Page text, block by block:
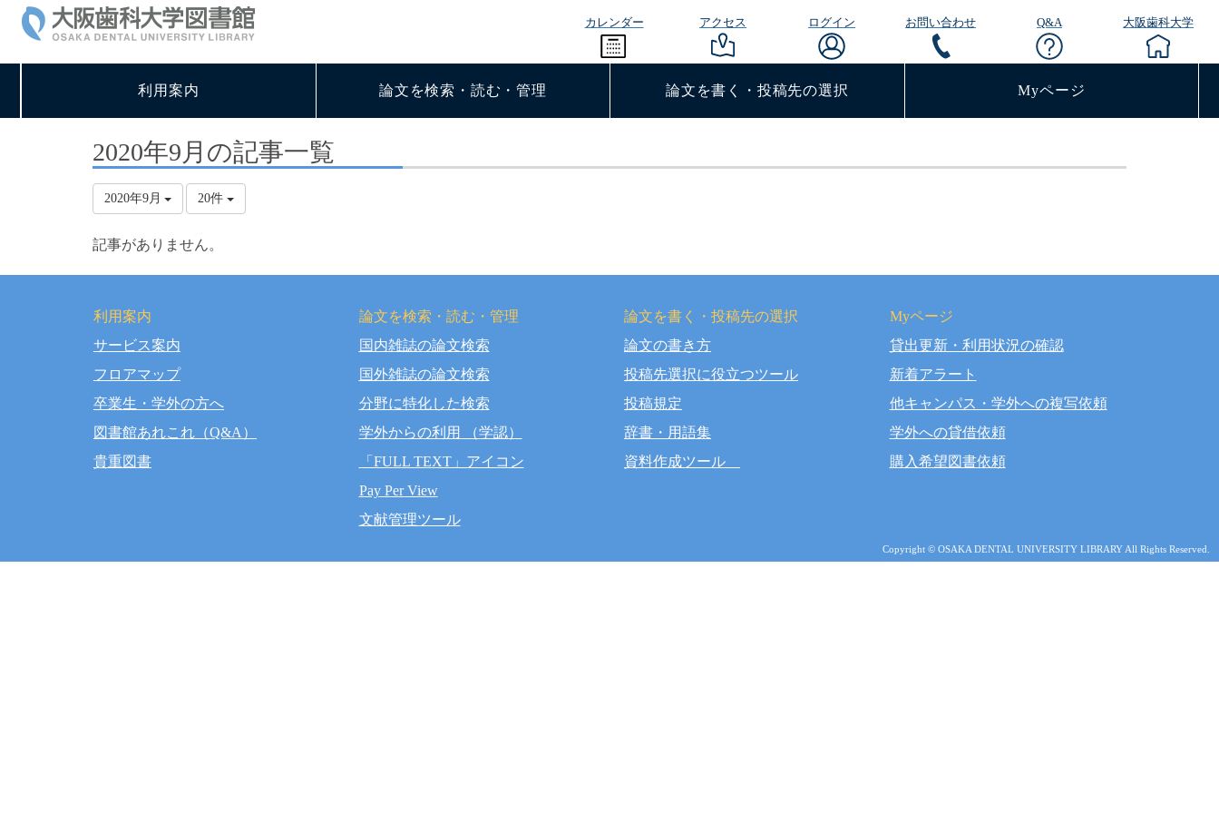
カレンダー アクセス ログイン お問い合わせ Q&A 大阪歯科大学
利用案内 論文を検索・読む・管理 論文を書く・投稿先の選択 Myページ
2020年9月の記事一覧
2020年9月 20件
記事がありません。
利用案内
サービス案内
フロアマップ
卒業生・学外の方へ
図書館あれこれ（Q&A）
貴重図書
論文を検索・読む・管理
国内雑誌の論文検索
国外雑誌の論文検索
分野に特化した検索
学外からの利用 （学認）
「FULL TEXT」アイコン
Pay Per View
文献管理ツール
論文を書く・投稿先の選択
論文の書き方
投稿先選択に役立つツール
投稿規定
辞書・用語集
資料作成ツール
Myページ
貸出更新・利用状況の確認
新着アラート
他キャンパス・学外への複写依頼
学外への貸借依頼
購入希望図書依頼
Copyright © OSAKA DENTAL UNIVERSITY LIBRARY All Rights Reserved.
Copyright © OSAKA DENTAL UNIVERSITY LIBRARY All Rights Reserved.